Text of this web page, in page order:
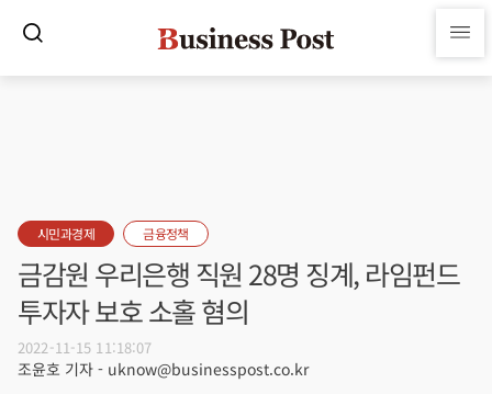
시민과경제 금융정책
금감원 우리은행 직원 28명 징계, 라임펀드
투자자 보호 소홀 혐의
2022-11-15 11:18:07
조윤호 기자 - uknow@businesspost.co.kr